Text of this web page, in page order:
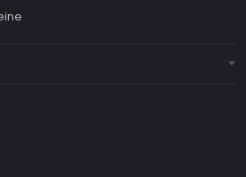
CD Key?
Games CD Key?